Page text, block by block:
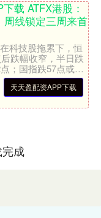
载 ATFX港股：
周线锁定三周来首
科技股拖累下，恒
跌幅收窄，半日跌
；国指跌57点或
恒生科技指数跌66
天天盈配资APP下载
成